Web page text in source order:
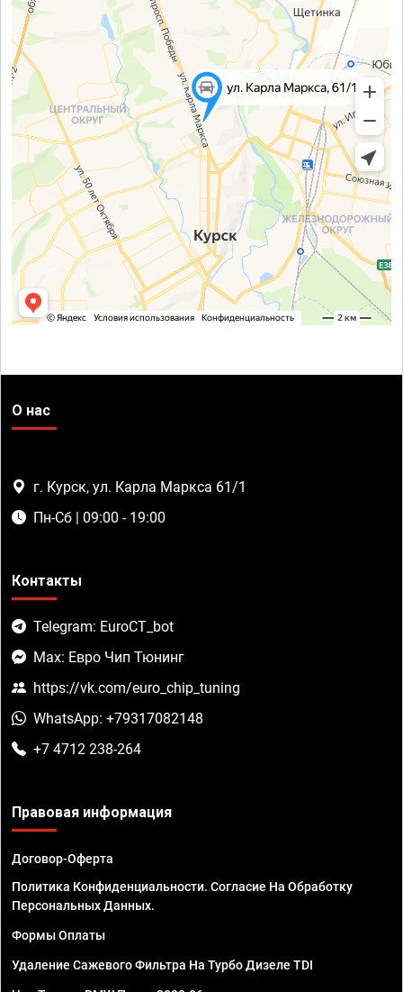
О нас
г. Курск, ул. Карла Маркса 61/1
Пн-Сб | 09:00 - 19:00
Контакты
Telegram: EuroCT_bot
Max: Евро Чип Тюнинг
https://vk.com/euro_chip_tuning
WhatsApp: +79317082148
+7 4712 238-264
Правовая информация
Договор-Оферта
Политика Конфиденциальности. Согласие На Обработку
Персональных Данных.
Формы Оплаты
Удаление Сажевого Фильтра На Турбо Дизеле TDI